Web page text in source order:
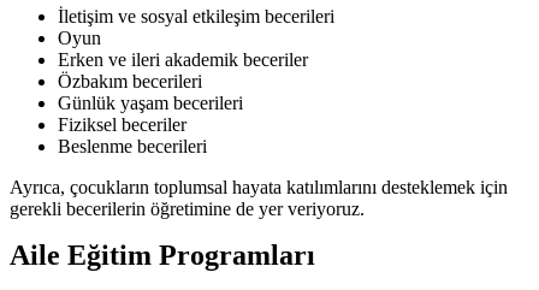
İletişim ve sosyal etkileşim becerileri
Oyun
Erken ve ileri akademik beceriler
Özbakım becerileri
Günlük yaşam becerileri
Fiziksel beceriler
Beslenme becerileri
Ayrıca, çocukların toplumsal hayata katılımlarını desteklemek için
gerekli becerilerin öğretimine de yer veriyoruz.
Aile Eğitim Programları